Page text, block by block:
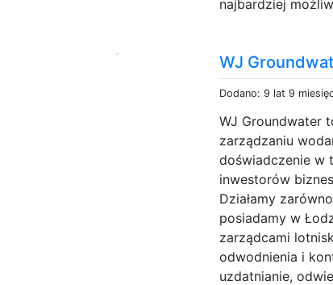
najbardziej
WJ
Dodano: 9 lat 9
WJ Groundwater
zarządzaniu
doświadczenie w
inwestorów
Działamy
posiadamy w
zarządcami
odwodnienia i
uzdatnianie,